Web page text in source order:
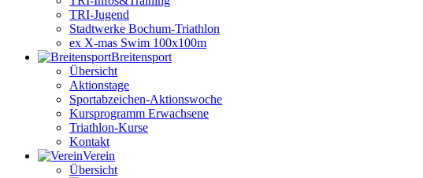
TRI-Jugend
Stadtwerke Bochum-Triathlon
ex X-mas Swim 100x100m
Breiten­sport
Übersicht
Aktionstage
Sportabzeichen-Aktionswoche
Kursprogramm Erwachsene
Triathlon-Kurse
Kontakt
Verein
Übersicht